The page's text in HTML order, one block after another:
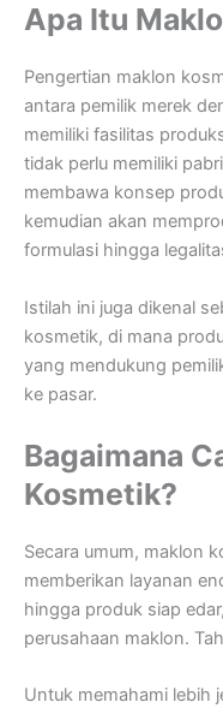
Apa Itu
Pengertian maklon
antara pemilik merek
memiliki fasilitas
tidak perlu memiliki
membawa konsep
kemudian akan
formulasi hingga
Istilah ini juga dikenal
kosmetik, di mana
yang mendukung
ke pasar.
Bagaimana
Kosmetik?
Secara umum, maklon
memberikan layanan
hingga produk siap
perusahaan maklon.
Untuk memahami lebih